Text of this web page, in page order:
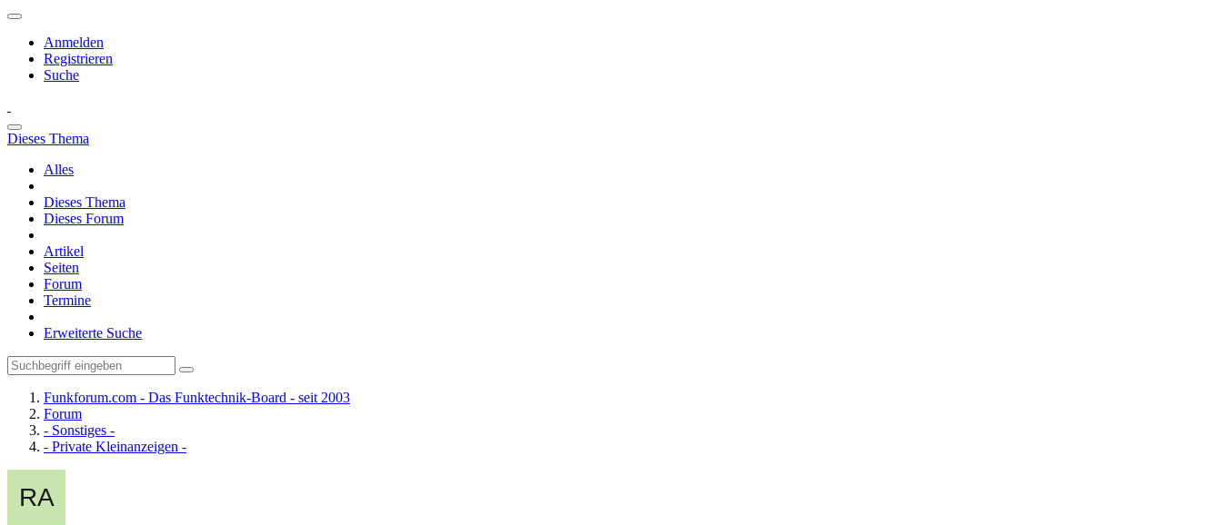
Anmelden
Registrieren
Suche
Dieses Thema
Alles
Dieses Thema
Dieses Forum
Artikel
Seiten
Forum
Termine
Erweiterte Suche
Funkforum.com - Das Funktechnik-Board - seit 2003
Forum
- Sonstiges -
- Private Kleinanzeigen -